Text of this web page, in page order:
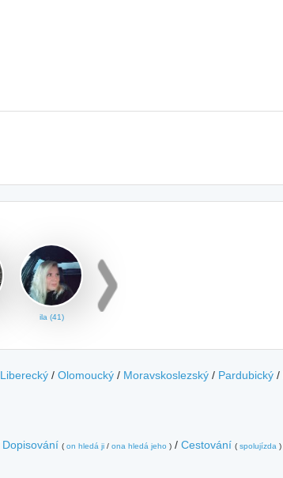
ila (41)
Liberecký / Olomoucký / Moravskoslezský / Pardubický /
Dopisování ( on hledá ji / ona hledá jeho ) / Cestování ( spolujízda )